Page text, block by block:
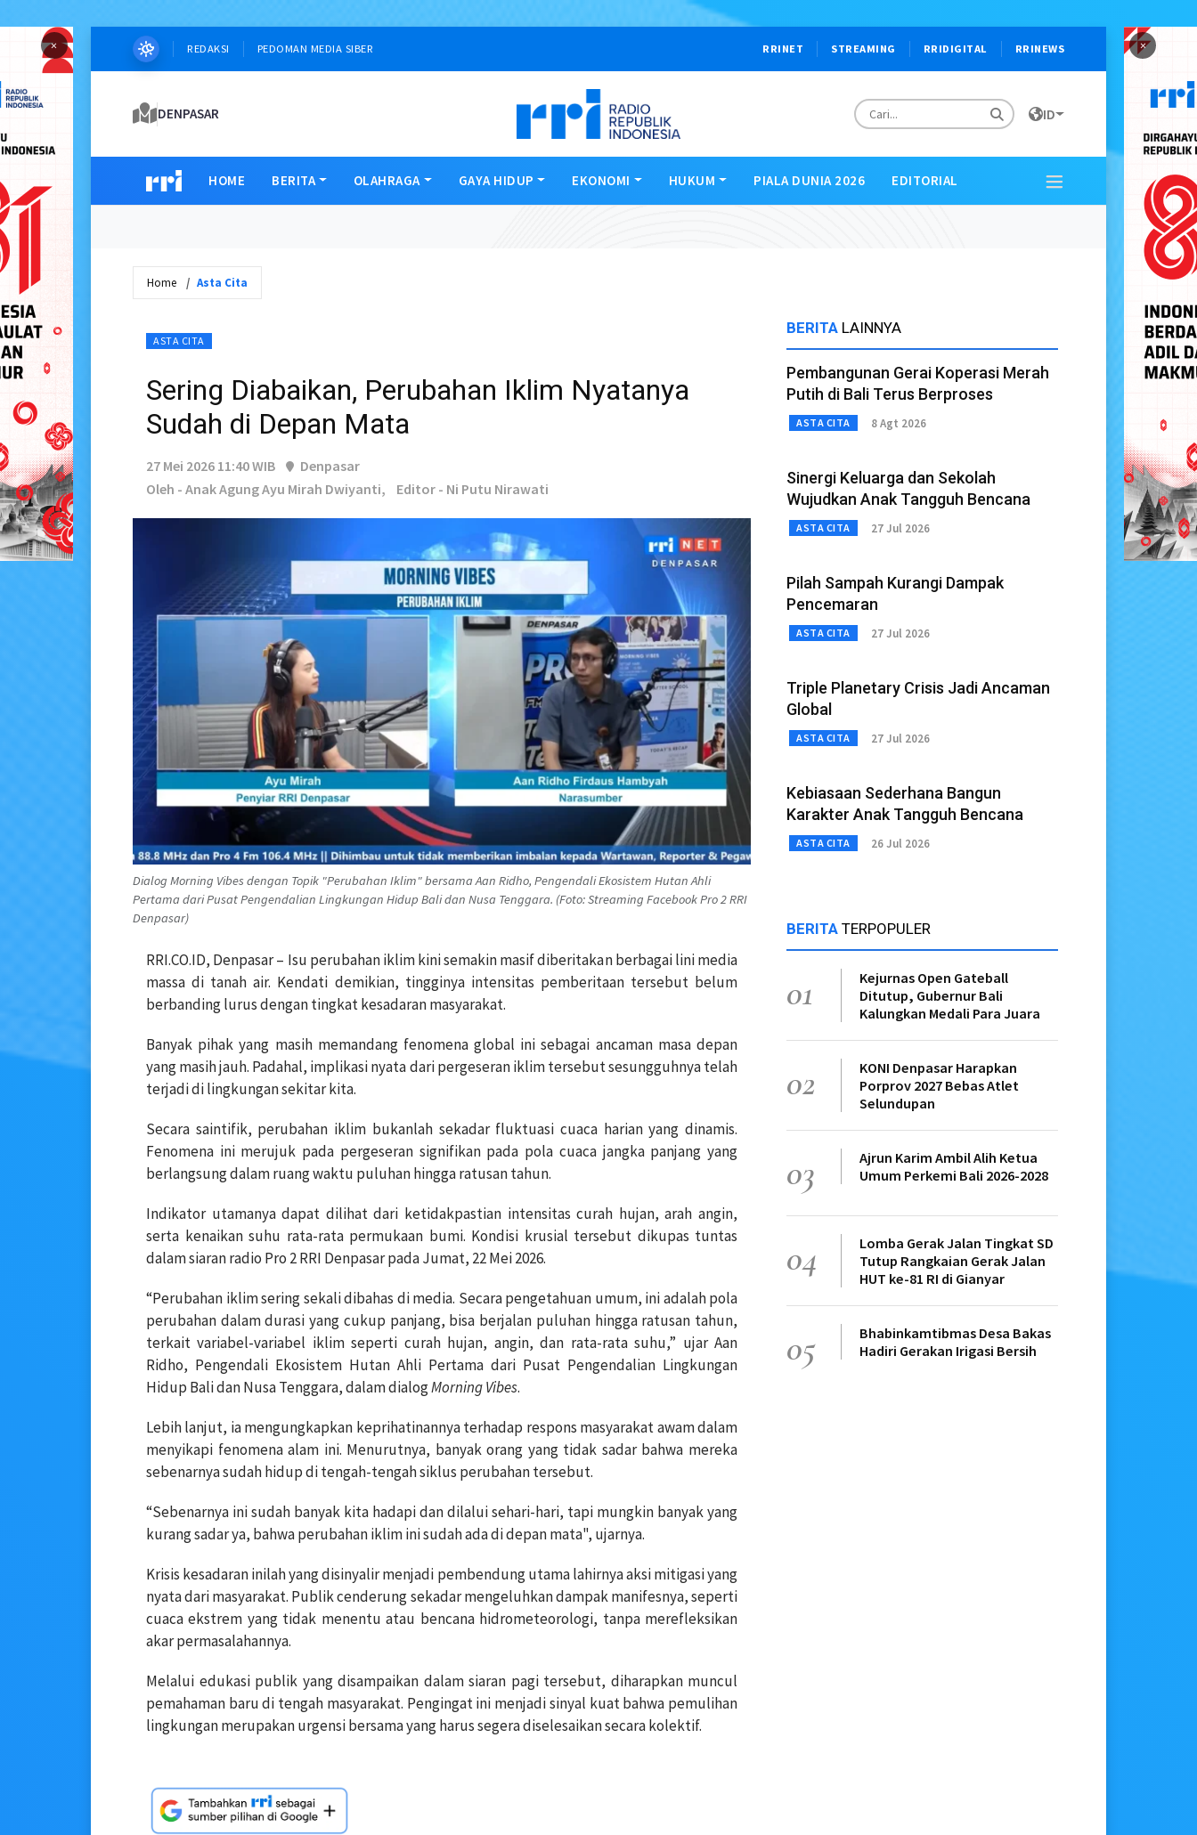
× ×
REDAKSI PEDOMAN MEDIA SIBER RRINET STREAMING RRIDIGITAL RRINEWS
DENPASAR ID
HOME BERITA OLAHRAGA GAYA HIDUP EKONOMI HUKUM PIALA DUNIA 2026 EDITORIAL
Home Asta Cita
ASTA CITA
Sering Diabaikan, Perubahan Iklim Nyatanya
Sudah di Depan Mata
27 Mei 2026 11:40 WIB
Denpasar
Oleh - Anak Agung Ayu Mirah Dwiyanti,
Editor - Ni Putu Nirawati
Dialog Morning Vibes dengan Topik "Perubahan Iklim" bersama Aan Ridho, Pengendali Ekosistem Hutan Ahli
Pertama dari Pusat Pengendalian Lingkungan Hidup Bali dan Nusa Tenggara. (Foto: Streaming Facebook Pro 2 RRI
Denpasar)
RRI.CO.ID, Denpasar – Isu perubahan iklim kini semakin masif diberitakan berbagai lini media
massa di tanah air. Kendati demikian, tingginya intensitas pemberitaan tersebut belum
berbanding lurus dengan tingkat kesadaran masyarakat.
Banyak pihak yang masih memandang fenomena global ini sebagai ancaman masa depan
yang masih jauh. Padahal, implikasi nyata dari pergeseran iklim tersebut sesungguhnya telah
terjadi di lingkungan sekitar kita.
Secara saintifik, perubahan iklim bukanlah sekadar fluktuasi cuaca harian yang dinamis.
Fenomena ini merujuk pada pergeseran signifikan pada pola cuaca jangka panjang yang
berlangsung dalam ruang waktu puluhan hingga ratusan tahun.
Indikator utamanya dapat dilihat dari ketidakpastian intensitas curah hujan, arah angin,
serta kenaikan suhu rata-rata permukaan bumi. Kondisi krusial tersebut dikupas tuntas
dalam siaran radio Pro 2 RRI Denpasar pada Jumat, 22 Mei 2026.
“Perubahan iklim sering sekali dibahas di media. Secara pengetahuan umum, ini adalah pola
perubahan dalam durasi yang cukup panjang, bisa berjalan puluhan hingga ratusan tahun,
terkait variabel-variabel iklim seperti curah hujan, angin, dan rata-rata suhu,” ujar Aan
Ridho, Pengendali Ekosistem Hutan Ahli Pertama dari Pusat Pengendalian Lingkungan
Hidup Bali dan Nusa Tenggara, dalam dialogMorning Vibes.
Lebih lanjut, ia mengungkapkan keprihatinannya terhadap respons masyarakat awam dalam
menyikapi fenomena alam ini. Menurutnya, banyak orang yang tidak sadar bahwa mereka
sebenarnya sudah hidup di tengah-tengah siklus perubahan tersebut.
“Sebenarnya ini sudah banyak kita hadapi dan dilalui sehari-hari, tapi mungkin banyak yang
kurang sadar ya, bahwa perubahan iklim ini sudah ada di depan mata", ujarnya.
Krisis kesadaran inilah yang disinyalir menjadi pembendung utama lahirnya aksi mitigasi yang
nyata dari masyarakat. Publik cenderung sekadar mengeluhkan dampak manifesnya, seperti
cuaca ekstrem yang tidak menentu atau bencana hidrometeorologi, tanpa merefleksikan
akar permasalahannya.
Melalui edukasi publik yang disampaikan dalam siaran pagi tersebut, diharapkan muncul
pemahaman baru di tengah masyarakat. Pengingat ini menjadi sinyal kuat bahwa pemulihan
lingkungan merupakan urgensi bersama yang harus segera diselesaikan secara kolektif.
BERITA LAINNYA
Pembangunan Gerai Koperasi Merah
Putih di Bali Terus Berproses
ASTA CITA 8 Agt 2026
Sinergi Keluarga dan Sekolah
Wujudkan Anak Tangguh Bencana
ASTA CITA 27 Jul 2026
Pilah Sampah Kurangi Dampak
Pencemaran
ASTA CITA 27 Jul 2026
Triple Planetary Crisis Jadi Ancaman
Global
ASTA CITA 27 Jul 2026
Kebiasaan Sederhana Bangun
Karakter Anak Tangguh Bencana
ASTA CITA 26 Jul 2026
BERITA TERPOPULER
01
Kejurnas Open Gateball
Ditutup, Gubernur Bali
Kalungkan Medali Para Juara
02
KONI Denpasar Harapkan
Porprov 2027 Bebas Atlet
Selundupan
03
Ajrun Karim Ambil Alih Ketua
Umum Perkemi Bali 2026-2028
04
Lomba Gerak Jalan Tingkat SD
Tutup Rangkaian Gerak Jalan
HUT ke-81 RI di Gianyar
05
Bhabinkamtibmas Desa Bakas
Hadiri Gerakan Irigasi Bersih